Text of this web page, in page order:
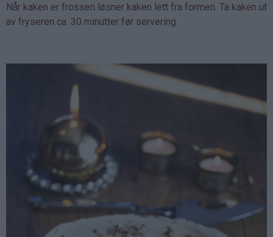
Når kaken er frossen løsner kaken lett fra formen. Ta kaken ut
av fryseren ca. 30 minutter før servering.